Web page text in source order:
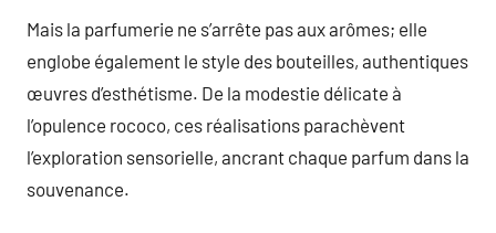
Mais la parfumerie ne s’arrête pas aux arômes; elle
englobe également le style des bouteilles, authentiques
œuvres d’esthétisme. De la modestie délicate à
l’opulence rococo, ces réalisations parachèvent
l’exploration sensorielle, ancrant chaque parfum dans la
souvenance.